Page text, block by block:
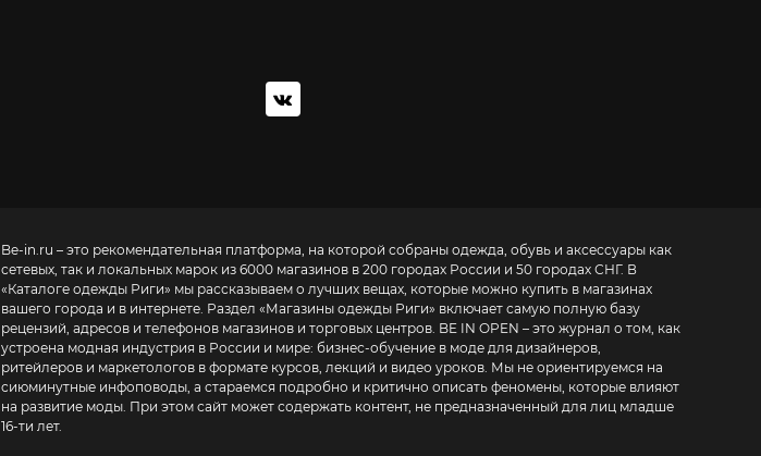
Be-in.ru – это рекомендательная платформа, на которой собраны одежда, обувь и аксессуары как
сетевых, так и локальных марок из 6000 магазинов в 200 городах России и 50 городах СНГ. В
«Каталоге одежды Риги» мы рассказываем о лучших вещах, которые можно купить в магазинах
вашего города и в интернете. Раздел «Магазины одежды Риги» включает самую полную базу
рецензий, адресов и телефонов магазинов и торговых центров. BE IN OPEN – это журнал о том, как
устроена модная индустрия в России и мире: бизнес-обучение в моде для дизайнеров,
ритейлеров и маркетологов в формате курсов, лекций и видео уроков. Мы не ориентируемся на
сиюминутные инфоповоды, а стараемся подробно и критично описать феномены, которые влияют
на развитие моды. При этом сайт может содержать контент, не предназначенный для лиц младше
16-ти лет.